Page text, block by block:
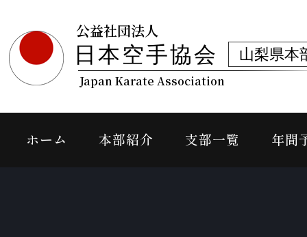
公益社団法人
日本空手協会 山梨県本
Japan Karate Association
ホーム 本部紹介 支部一覧 年間